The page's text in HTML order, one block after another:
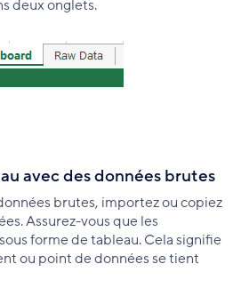
deux onglets.
avec des données brutes
brutes, importez ou copiez
Assurez-vous que les
forme de tableau. Cela signifie
ou point de données se tient